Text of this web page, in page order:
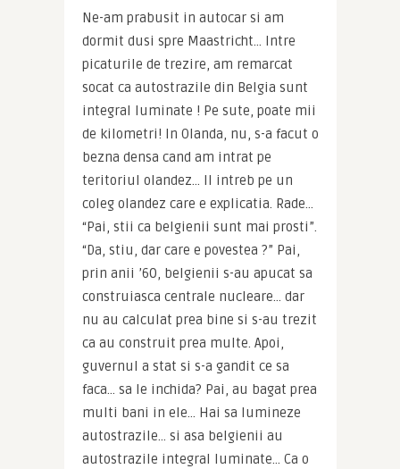
Ne-am prabusit in autocar si am
dormit dusi spre Maastricht… Intre
picaturile de trezire, am remarcat
socat ca autostrazile din Belgia sunt
integral luminate ! Pe sute, poate mii
de kilometri! In Olanda, nu, s-a facut o
bezna densa cand am intrat pe
teritoriul olandez… Il intreb pe un
coleg olandez care e explicatia. Rade…
“Pai, stii ca belgienii sunt mai prosti”.
“Da, stiu, dar care e povestea ?” Pai,
prin anii ’60, belgienii s-au apucat sa
construiasca centrale nucleare… dar
nu au calculat prea bine si s-au trezit
ca au construit prea multe. Apoi,
guvernul a stat si s-a gandit ce sa
faca… sa le inchida? Pai, au bagat prea
multi bani in ele… Hai sa lumineze
autostrazile… si asa belgienii au
autostrazile integral luminate… Ca o